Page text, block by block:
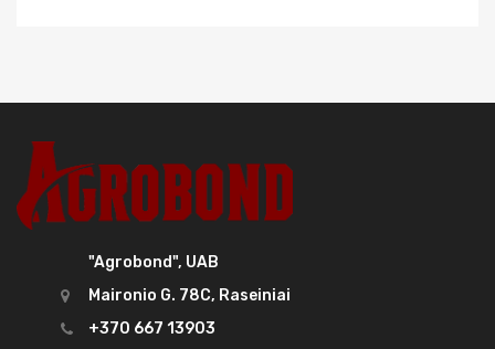
"Agrobond", UAB
Maironio G. 78C, Raseiniai
+370 667 13903